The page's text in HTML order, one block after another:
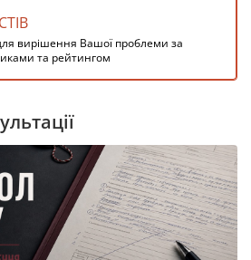
вирішення Вашої проблеми за
та рейтингом